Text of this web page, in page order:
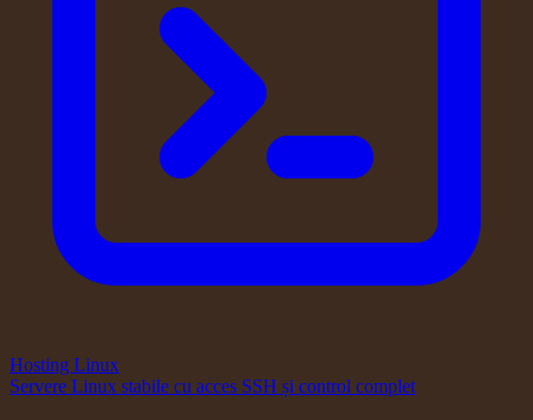
Hosting Linux
Servere Linux stabile cu acces SSH și control complet